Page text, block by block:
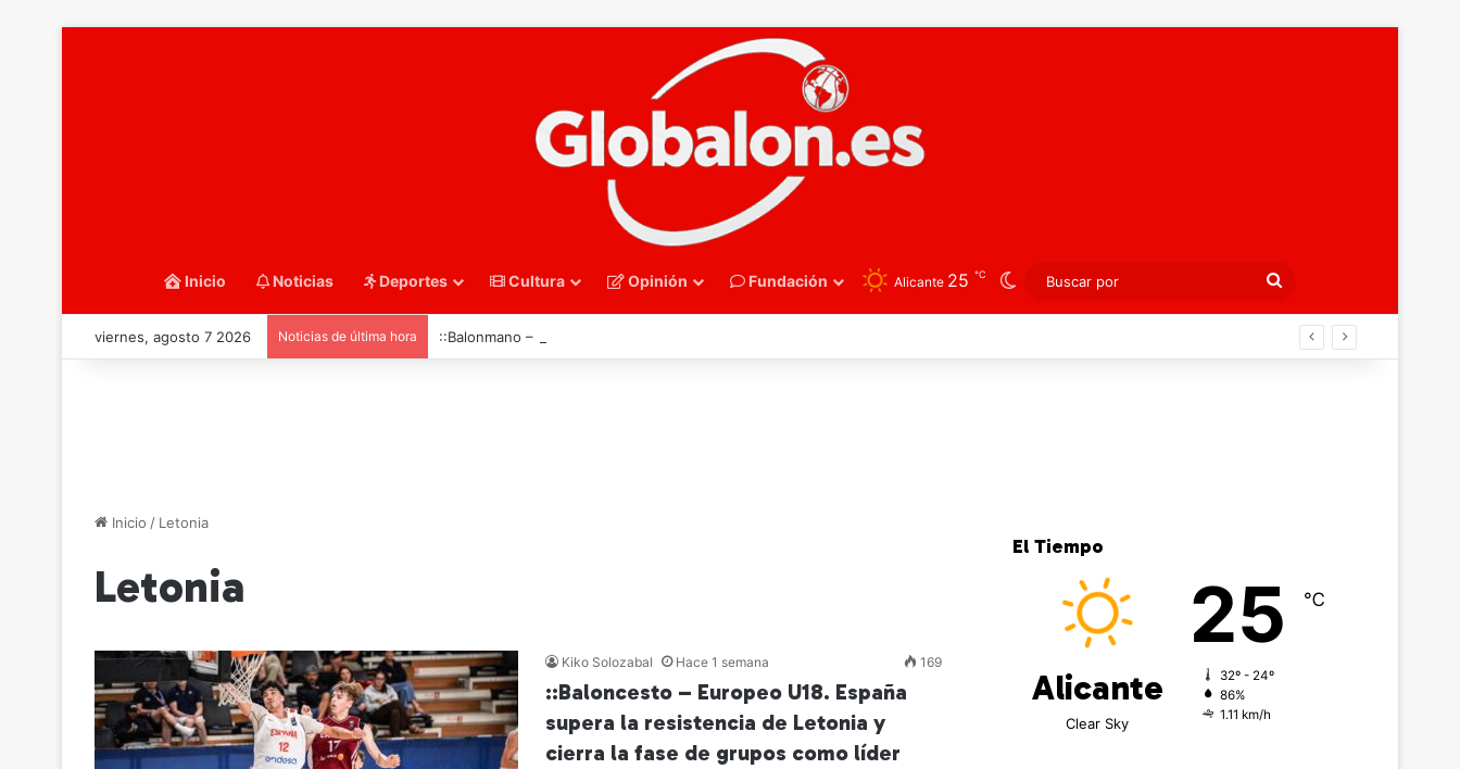
Inicio Noticias Deportes Cultura Opinión Fundación Alicante 25 ℃ Switch skin
Buscar
por
viernes, agosto 7 2026 Noticias de última hora ::Balonmano – España derriba a Francia y se instala en las semifinales del Europeo juvenil
Inicio / Letonia
Letonia
Kiko Solozabal Hace 1 semana 169
::Baloncesto – Europeo U18. España
supera la resistencia de Letonia y
cierra la fase de grupos como líder
El Tiempo
Alicante
Clear Sky
25 ℃
32º - 24º
86%
1.11 km/h